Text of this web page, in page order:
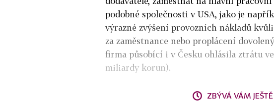
podobné společnosti v USA, jako je
výrazné zvýšení provozních nákladů
za zaměstnance nebo proplácení
firma působící i v Česku ohlásila ztrátu
miliardy korun).
ZBÝVÁ VÁM